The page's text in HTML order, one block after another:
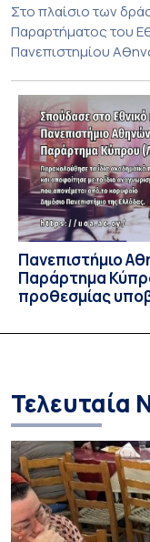
Στο πλαίσιο των
Παραρτήματος του
Πανεπιστημίου
Τμήματος
Διοίκησης
του 2026, ο
Πολιτικών
Πρόεδρος του
Πανεπιστήμιο
Παράρτημα
προθεσμίας
υποψηφίων
Τελευταία